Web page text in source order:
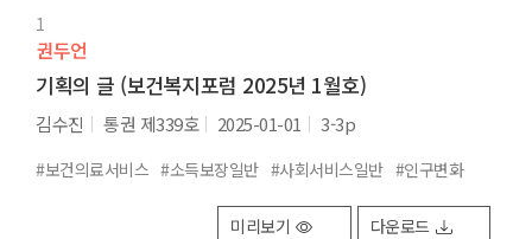
1
권두언
기획의 글 (보건복지포럼 2025년 1월호)
김수진 통권 제339호 2025-01-01 3-3p
#보건의료서비스 #소득보장일반 #사회서비스일반 #인구변화
미리보기 다운로드